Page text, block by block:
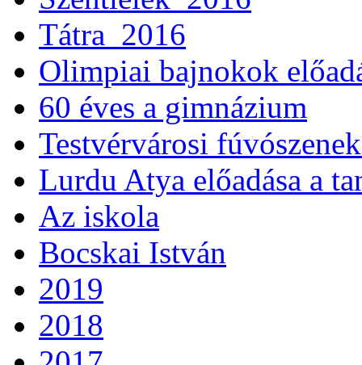
Tátra_2016
Olimpiai bajnokok
60 éves a gimnázium
Testvérvárosi
Lurdu Atya előadása a
Az iskola
Bocskai István
2019
2018